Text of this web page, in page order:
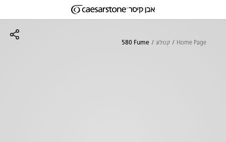
Home Page קטלוג 580 Fume